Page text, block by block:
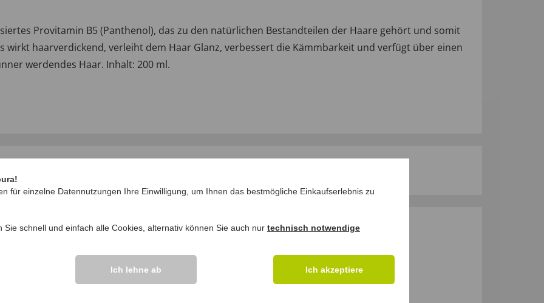
Provitamin B5 (Panthenol), das zu den natürlichen Bestandteilen der Haare gehört und somit
wirkt haarverdickend, verleiht dem Haar Glanz, verbessert die Kämmbarkeit und verfügt über einen
werdendes Haar. Inhalt: 200 ml.
vor.
IHRE FRAGEN ZUM PRODUKT
für einzelne Datennutzungen Ihre Einwilligung, um Ihnen das bestmögliche Einkaufserlebnis zu
Sie schnell und einfach alle Cookies, alternativ können Sie auch nur technisch notwendige
Ich lehne ab Ich akzeptiere